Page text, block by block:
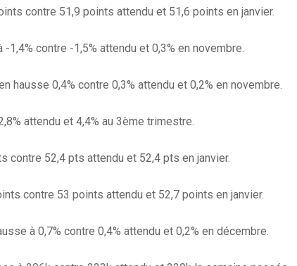
contre 51,9 points attendu et 51,6 points en janvier.
contre -1,5% attendu et 0,3% en novembre.
hausse 0,4% contre 0,3% attendu et 0,2% en novembre.
attendu et 4,4% au 3ème trimestre.
contre 52,4 pts attendu et 52,4 pts en janvier.
contre 53 points attendu et 52,7 points en janvier.
à 0,7% contre 0,4% attendu et 0,2% en décembre.